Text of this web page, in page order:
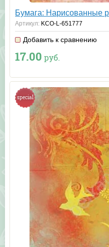
Бумага: Нарисованные
Артикул: KCO-L-651777
Добавить к сравнению
17.00 руб.
special